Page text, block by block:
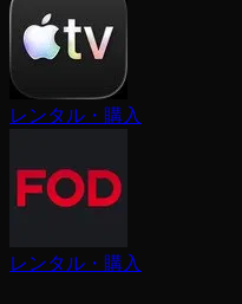
レンタル・購入
レンタル・購入